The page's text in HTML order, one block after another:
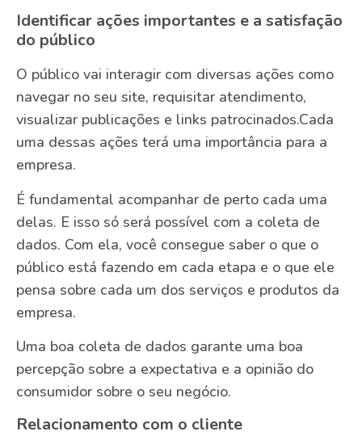
Identificar ações importantes e a satisfação
do público
O público vai interagir com diversas ações como
navegar no seu site, requisitar atendimento,
visualizar publicações e links patrocinados.Cada
uma dessas ações terá uma importância para a
empresa.
É fundamental acompanhar de perto cada uma
delas. E isso só será possível com a coleta de
dados. Com ela, você consegue saber o que o
público está fazendo em cada etapa e o que ele
pensa sobre cada um dos serviços e produtos da
empresa.
Uma boa coleta de dados garante uma boa
percepção sobre a expectativa e a opinião do
consumidor sobre o seu negócio.
Relacionamento com o cliente